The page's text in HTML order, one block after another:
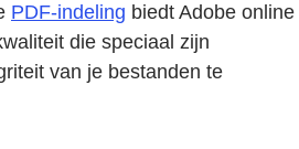
PDF-indeling biedt Adobe online
die speciaal zijn
van je bestanden te